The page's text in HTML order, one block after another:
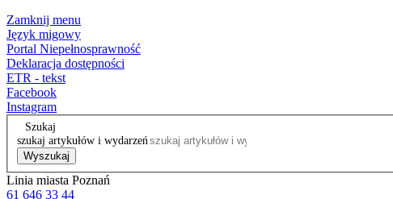
Zamknij menu
Język migowy
Portal Niepełnosprawność
Deklaracja dostępności
ETR - tekst
Facebook
Instagram
Szukaj
szukaj artykułów i wydarzeń
Wyszukaj
Linia miasta Poznań
61 646 33 44